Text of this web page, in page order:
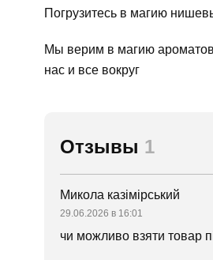
Погрузитесь в магию
Мы верим в магию
нас и все вокруг
Отзывы 1
Микола казімірський
29.06.2026 в 16:01
чи можливо взяти товар